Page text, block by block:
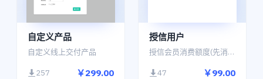
自定义产品
自定义线上交付产品
257 ￥299.00
授信用户
授信会员消费额度(先消费后还款)
47 ￥99.00